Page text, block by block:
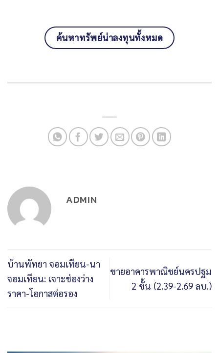
ค้นหาทรัพย์น่าลงทุนทั้งหมด
ADMIN
บ้านพัทยา จอมเทียน-นา
จอมเทียน: เจาะช่องว่าง
ราคา-โอกาสต่อรอง
ขายอาคารพาณิชย์นครปฐม
2 ชั้น (2.39-2.69 ลบ.)